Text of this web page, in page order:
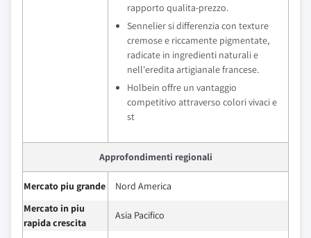
rapporto qualita-prezzo.
Sennelier si differenzia con texture
cremose e riccamente pigmentate,
radicate in ingredienti naturali e
nell'eredita artigianale francese.
Holbein offre un vantaggio
competitivo attraverso colori vivaci e
st
Approfondimenti regionali
Mercato piu grande
Nord America
Mercato in piu
rapida crescita
Asia Pacifico